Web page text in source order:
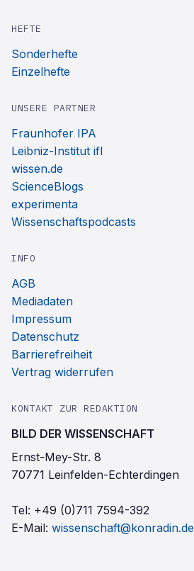
HEFTE
Sonderhefte
Einzelhefte
UNSERE PARTNER
Fraunhofer IPA
Leibniz-Institut ifl
wissen.de
ScienceBlogs
experimenta
Wissenschaftspodcasts
INFO
AGB
Mediadaten
Impressum
Datenschutz
Barrierefreiheit
Vertrag widerrufen
KONTAKT ZUR REDAKTION
BILD DER WISSENSCHAFT
Ernst-Mey-Str. 8
70771 Leinfelden-Echterdingen
Tel: +49 (0)711 7594-392
E-Mail: wissenschaft@konradin.de